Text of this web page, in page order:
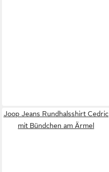
Joop Jeans Rundhalsshirt Cedric
mit Bündchen am Ärmel